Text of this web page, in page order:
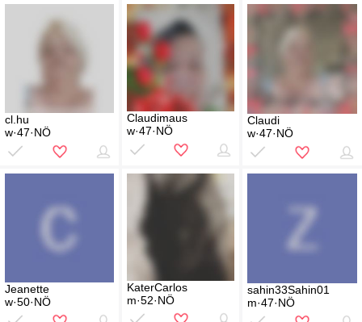
cl.hu
w·47·NÖ
Claudimaus
w·47·NÖ
Claudi
w·47·NÖ
Jeanette
w·50·NÖ
KaterCarlos
m·52·NÖ
sahin33Sahin01
m·47·NÖ